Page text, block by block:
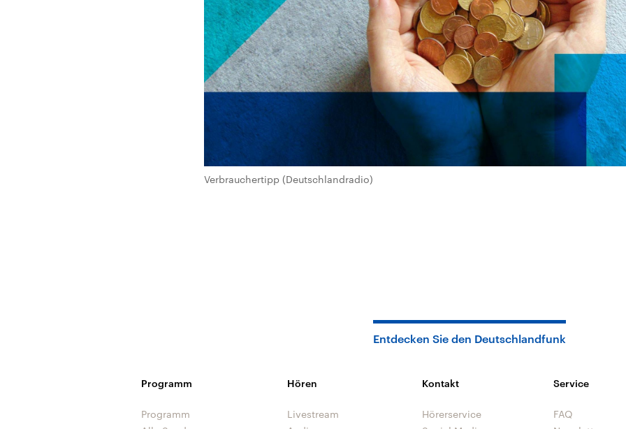
Verbrauchertipp (Deutschlandradio)
Entdecken Sie den Deutschlandfunk
Programm
Programm
Hören
Livestream
Kontakt
Hörerservice
Service
FAQ